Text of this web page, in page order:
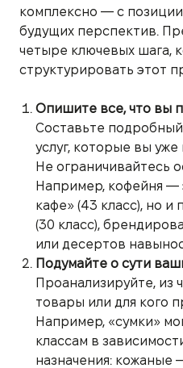
комплексно — с
будущих перспектив.
четыре ключевых шага,
структурировать этот
Опишите все, что вы
Составьте
услуг, которые вы
Не ограничивайтесь
Например, кофейня —
кафе» (43 класс), но и
(30 класс),
или десертов
Подумайте о сути
Проанализируйте, из
товары или для кого
Например, «сумки»
классам в
назначения: кожаные